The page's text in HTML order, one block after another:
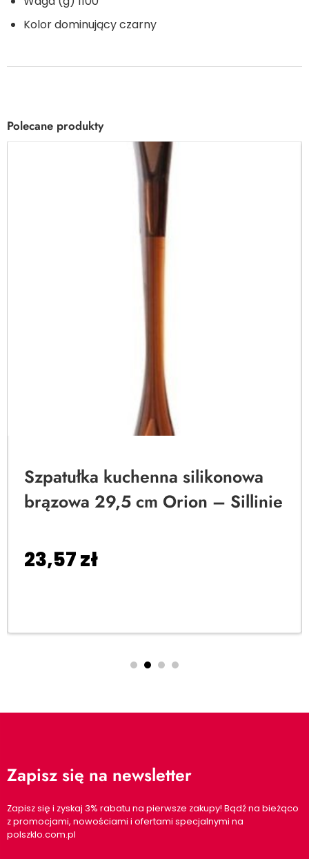
Kolor dominujący czarny
Polecane produkty
Szpatułka kuchenna silikonowa
brązowa 29,5 cm Orion – Sillinie
23,57zł
Zapisz się na newsletter
Zapisz się i zyskaj 3% rabatu na pierwsze zakupy! Bądź na bieżąco
z promocjami, nowościami i ofertami specjalnymi na
polszklo.com.pl